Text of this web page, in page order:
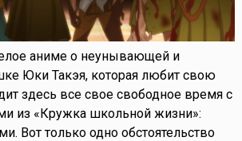
аниме о неунывающей и
Юки Такэя, которая любит свою
здесь все свое свободное время с
из «Кружка школьной жизни»:
Вот только одно обстоятельство